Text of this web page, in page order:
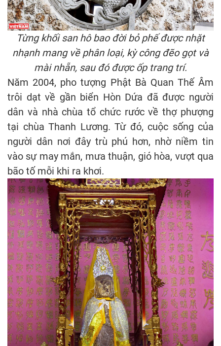
Từng khối san hô bao đời bỏ phế được nhặt
nhạnh mang về phân loại, kỳ công đẽo gọt và
mài nhẵn, sau đó được ốp trang trí.
Năm 2004, pho tượng Phật Bà Quan Thế Âm
trôi dạt về gần biển Hòn Dứa đã được người
dân và nhà chùa tổ chức rước về thợ phượng
tại chùa Thanh Lương. Từ đó, cuộc sống của
người dân nơi đây trù phú hơn, nhờ niềm tin
vào sự may mắn, mưa thuận, gió hòa, vượt qua
bão tố mỗi khi ra khơi.